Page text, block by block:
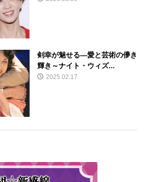
剣幸が魅せる—愛と芸術の儚き
輝き～ナイト・ウィズ...
2025.02.17